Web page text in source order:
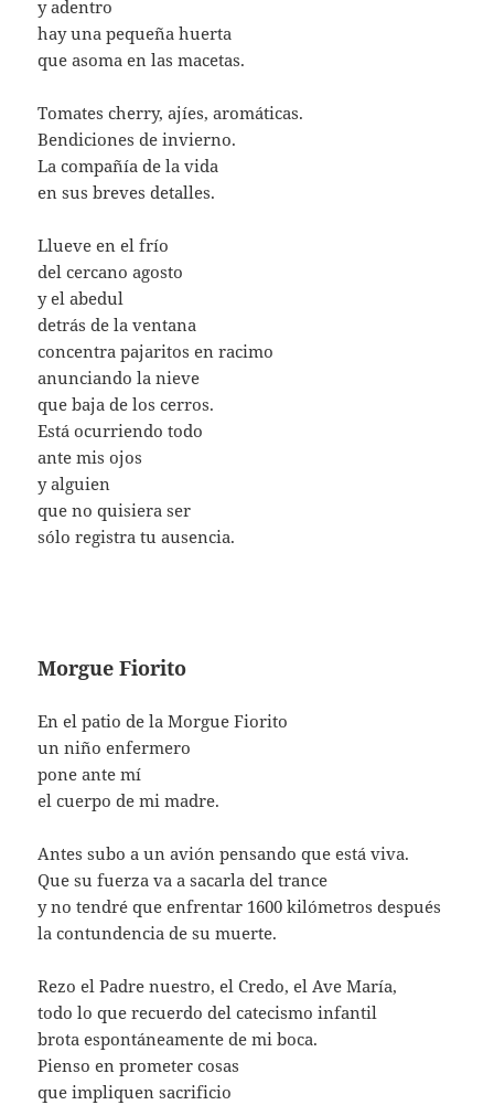
y adentro
hay una pequeña huerta
que asoma en las macetas.
Tomates cherry, ajíes, aromáticas.
Bendiciones de invierno.
La compañía de la vida
en sus breves detalles.
Llueve en el frío
del cercano agosto
y el abedul
detrás de la ventana
concentra pajaritos en racimo
anunciando la nieve
que baja de los cerros.
Está ocurriendo todo
ante mis ojos
y alguien
que no quisiera ser
sólo registra tu ausencia.
Morgue Fiorito
En el patio de la Morgue Fiorito
un niño enfermero
pone ante mí
el cuerpo de mi madre.
Antes subo a un avión pensando que está viva.
Que su fuerza va a sacarla del trance
y no tendré que enfrentar 1600 kilómetros después
la contundencia de su muerte.
Rezo el Padre nuestro, el Credo, el Ave María,
todo lo que recuerdo del catecismo infantil
brota espontáneamente de mi boca.
Pienso en prometer cosas
que impliquen sacrificio